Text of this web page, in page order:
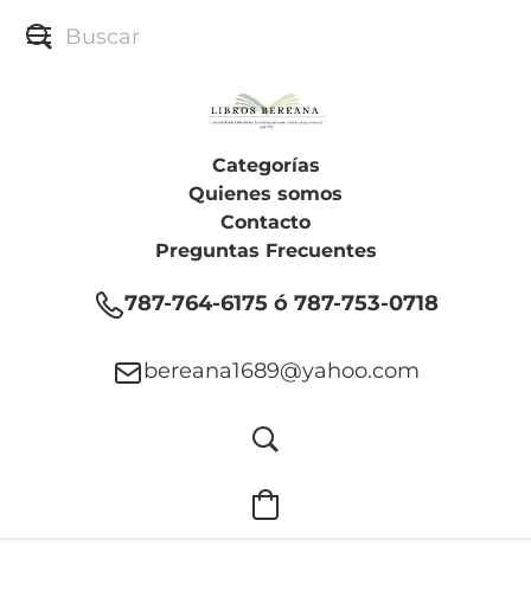
Categorías
Quienes somos
Contacto
Preguntas Frecuentes
787-764-6175 ó 787-753-0718
bereana1689@yahoo.com